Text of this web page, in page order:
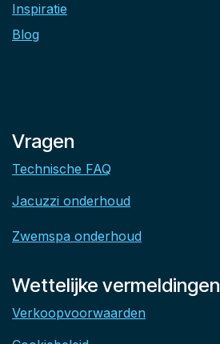
Inspiratie
Blog
Vragen
Technische FAQ
Jacuzzi onderhoud
Zwemspa onderhoud
Wettelijke vermeldingen
Verkoopvoorwaarden